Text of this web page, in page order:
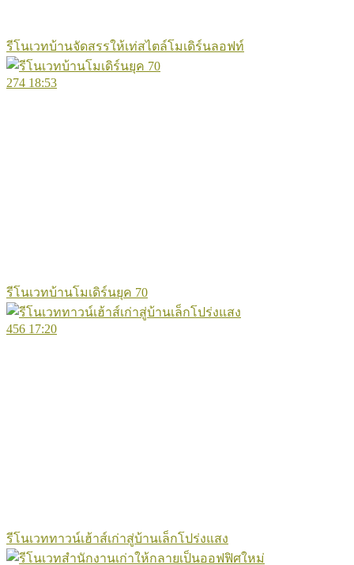
รีโนเวทบ้านจัดสรรให้เท่สไตล์โมเดิร์นลอฟท์
274 18:53
รีโนเวทบ้านโมเดิร์นยุค 70
456 17:20
รีโนเวททาวน์เฮ้าส์เก่าสู่บ้านเล็กโปร่งแสง